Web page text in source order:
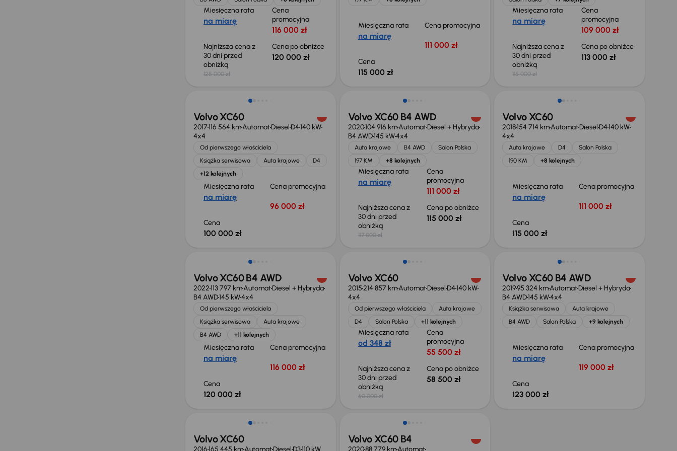
Miesięczna rata
na miarę
Cena
promocyjna
116 000 zł
Najniższa cena z
30 dni przed
obniżką
125 000 zł
Cena po obniżce
120 000 zł
Miesięczna rata
na miarę
Cena promocyjna
111 000 zł
Cena
115 000 zł
Miesięczna rata
na miarę
Cena
promocyjna
109 000 zł
Najniższa cena z
30 dni przed
obniżką
115 000 zł
Cena po obniżce
113 000 zł
Możliwość odliczenia VAT
Volvo XC60
2017116 564 kmAutomatDiesel D4140 kW
4x4
Od pierwszego właściciela
Książka serwisowa
Auta krajowe
D4
+12 kolejnych
Miesięczna rata
na miarę
Cena promocyjna
96 000 zł
Cena
100 000 zł
Taniej o 2 000 zł
Volvo XC60 B4 AWD
2020104 916 kmAutomatDiesel + Hybryda
B4 AWD145 kW4x4
Auta krajowe B4 AWD
Salon Polska
197 KM
+8 kolejnych
Miesięczna rata
na miarę
Cena
promocyjna
111 000 zł
Najniższa cena z
30 dni przed
obniżką
117 000 zł
Cena po obniżce
115 000 zł
Możliwość odliczenia VAT
Volvo XC60
2018154 714 kmAutomatDieselD4140 kW
4x4
Auta krajowe D4
Salon Polska
190 KM
+8 kolejnych
Miesięczna rata
na miarę
Cena promocyjna
111 000 zł
Cena
115 000 zł
Volvo XC60 B4 AWD
2022113 797 kmAutomatDiesel + Hybryda
B4 AWD145 kW4x4
Od pierwszego właściciela
Książka serwisowa
Auta krajowe
B4 AWD
+11 kolejnych
Miesięczna rata
na miarę
Cena promocyjna
116 000 zł
Cena
120 000 zł
Taniej o 1 500 zł
Volvo XC60
2015214 857 kmAutomatDieselD4140 kW
4x4
Od pierwszego właściciela
Auta krajowe
D4
Salon Polska +11 kolejnych
Miesięczna rata
od 348 zł
Cena
promocyjna
55 500 zł
Najniższa cena z
30 dni przed
obniżką
60 000 zł
Cena po obniżce
58 500 zł
Świeżo skupione
Volvo XC60 B4 AWD
201995 324 kmAutomatDiesel + Hybryda
B4 AWD145 kW4x4
Książka serwisowa
Auta krajowe
B4 AWD
Salon Polska +9 kolejnych
Miesięczna rata
na miarę
Cena promocyjna
119 000 zł
Cena
123 000 zł
Volvo XC60
2016165 445 kmAutomatDiesel D3110 kW
Taniej o 1 500 zł
Volvo XC60 B4
202088 779 kmAutomat